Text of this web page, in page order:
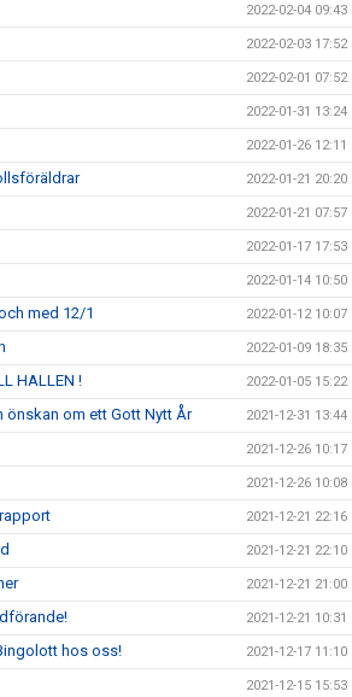
2022-02-04 09:43
2022-02-03 17:52
2022-02-01 07:52
2022-01-31 13:24
2022-01-26 12:11
2022-01-21 20:20
2022-01-21 07:57
2022-01-17 17:53
2022-01-14 10:50
med 12/1 2022-01-12 10:07
2022-01-09 18:35
HALLEN ! 2022-01-05 15:22
önskan om ett Gott Nytt År 2021-12-31 13:44
2021-12-26 10:17
2021-12-26 10:08
2021-12-21 22:16
2021-12-21 22:10
2021-12-21 21:00
2021-12-21 10:31
hos oss! 2021-12-17 11:10
2021-12-15 15:53